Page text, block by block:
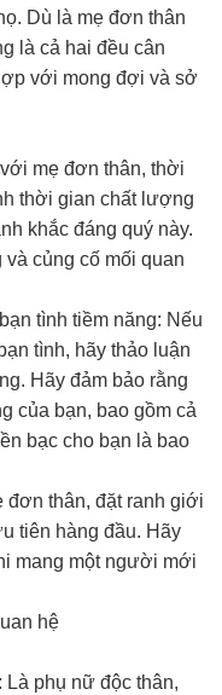
Dù là mẹ đơn thân
là cả hai đều cân
với mong đợi và sở
mẹ đơn thân, thời
thời gian chất lượng
khắc đáng quý này.
củng cố mối quan
tình tiềm năng: Nếu
tình, hãy thảo luận
Hãy đảm bảo rằng
của bạn, bao gồm cả
bạc cho bạn là bao
thân, đặt ranh giới
tiên hàng đầu. Hãy
mang một người mới
Là phụ nữ độc thân,